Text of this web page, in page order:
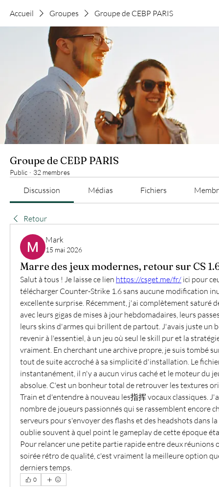
Accueil Groupes Groupe de CEBP PARIS
Groupe de CEBP PARIS
Public · 32 membres
Discussion Médias Fichiers
Retour
Mark
15 mai 2026
Marre des jeux modernes, retour sur CS
Salut à tous ! Je laisse ce lien https://csget.me/fr/ ici pour
télécharger Counter-Strike 1.6 sans aucune modification
excellente surprise. Récemment, j'ai complètement saturé
avec leurs gigas de mises à jour hebdomadaires, leurs
leurs skins d'armes qui brillent de partout. J'avais juste un
revenir à l'essentiel, à un jeu où seul le skill pur et la
vraiment. En cherchant une archive propre, je suis tombé
tout de suite accroché à sa simplicité d'installation. Le
instantanément, il n'y a aucun virus caché et le moteur du
absolue. C'est un bonheur total de retrouver les textures
Train et d'entendre à nouveau les指挥 vocaux classiques.
nombre de joueurs passionnés qui se rassemblent encore
serveurs pour s'envoyer des flashs et des headshots dans
oublie souvent à quel point le gameplay de cette époque
Pour relancer une petite partie rapide entre deux réunions
soirée rétro de qualité, c'est vraiment la meilleure option
derniers temps.
0